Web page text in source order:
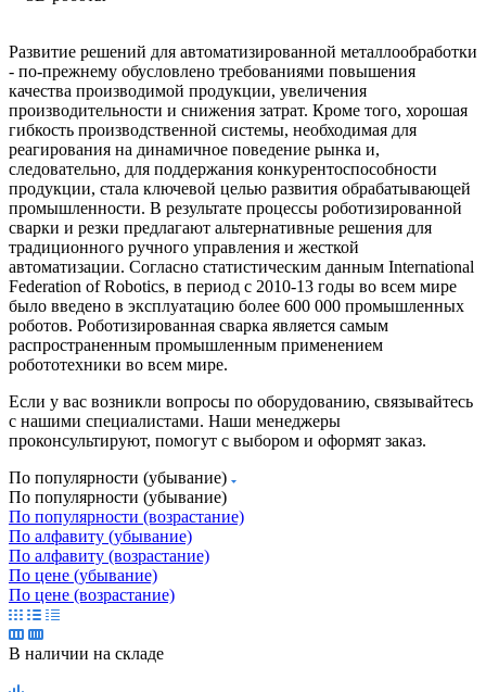
Развитие решений для автоматизированной металлообработки
- по-прежнему обусловлено требованиями повышения
качества производимой продукции, увеличения
производительности и снижения затрат. Кроме того, хорошая
гибкость производственной системы, необходимая для
реагирования на динамичное поведение рынка и,
следовательно, для поддержания конкурентоспособности
продукции, стала ключевой целью развития обрабатывающей
промышленности. В результате процессы роботизированной
сварки и резки предлагают альтернативные решения для
традиционного ручного управления и жесткой
автоматизации. Согласно статистическим данным International
Federation of Robotics, в период с 2010-13 годы во всем мире
было введено в эксплуатацию более 600 000 промышленных
роботов. Роботизированная сварка является самым
распространенным промышленным применением
робототехники во всем мире.
Если у вас возникли вопросы по оборудованию, связывайтесь
с нашими специалистами. Наши менеджеры
проконсультируют, помогут с выбором и оформят заказ.
По популярности (убывание)
По популярности (убывание)
По популярности (возрастание)
По алфавиту (убывание)
По алфавиту (возрастание)
По цене (убывание)
По цене (возрастание)
В наличии на складе